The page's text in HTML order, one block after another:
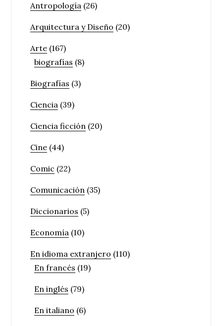
Antropología (26)
Arquitectura y Diseño (20)
Arte (167)
biografías (8)
Biografías (3)
Ciencia (39)
Ciencia ficción (20)
Cine (44)
Comic (22)
Comunicación (35)
Diccionarios (5)
Economía (10)
En idioma extranjero (110)
En francés (19)
En inglés (79)
En italiano (6)